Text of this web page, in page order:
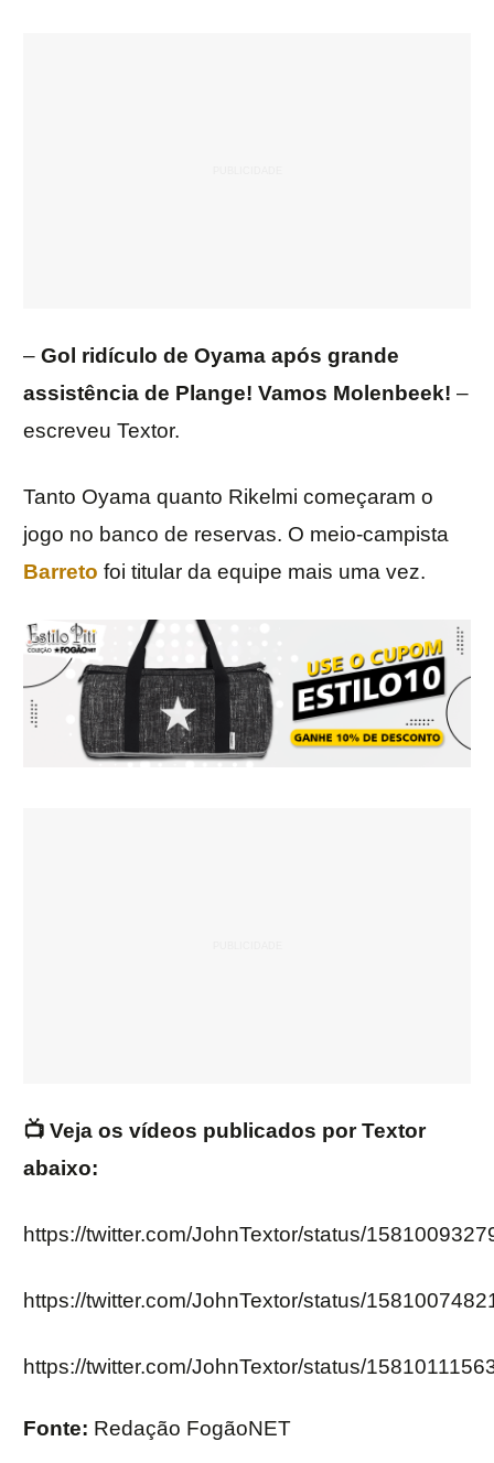
– Gol ridículo de Oyama após grande
assistência de Plange! Vamos Molenbeek! –
escreveu Textor.
Tanto Oyama quanto Rikelmi começaram o
jogo no banco de reservas. O meio-campista
Barreto foi titular da equipe mais uma vez.
📺 Veja os vídeos publicados por Textor
abaixo:
https://twitter.com/JohnTextor/status/
https://twitter.com/JohnTextor/status/
https://twitter.com/JohnTextor/status/
Fonte: Redação FogãoNET